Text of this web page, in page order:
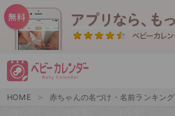
HOME 赤ちゃんの名づけ・名前ランキング